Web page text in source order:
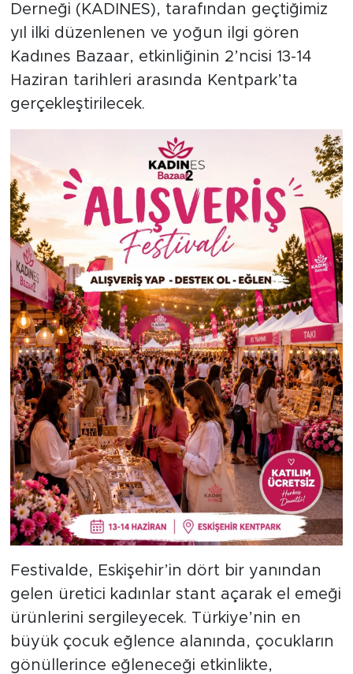
Derneği (KADINES), tarafından geçtiğimiz
yıl ilki düzenlenen ve yoğun ilgi gören
Kadınes Bazaar, etkinliğinin 2’ncisi 13-14
Haziran tarihleri arasında Kentpark’ta
gerçekleştirilecek.
Festivalde, Eskişehir’in dört bir yanından
gelen üretici kadınlar stant açarak el emeği
ürünlerini sergileyecek. Türkiye’nin en
büyük çocuk eğlence alanında, çocukların
gönüllerince eğleneceği etkinlikte,